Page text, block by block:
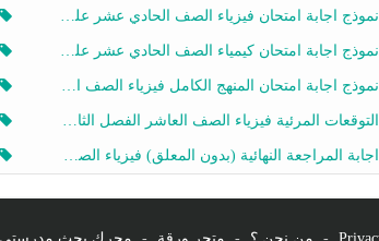
نموذج اجابة امتحان فيزياء الصف الحادي عشر علمي الفصل الثاني 2025-2026
نموذج اجابة امتحان كيمياء الصف الحادي عشر علمي الفصل الثاني 2025-2026
نموذج اجابة امتحان المنهج الكامل فيزياء الصف العاشر الفصل الثاني 2025-2026
التوقعات المرئية فيزياء الصف العاشر الفصل الثاني 2026 أ هيثم الليثي
اجابة المراجعة النهائية (بدون المعلق) فيزياء الصف العاشر الفصل الثاني أ أحمد نبيه